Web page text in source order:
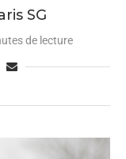
SG
de lecture